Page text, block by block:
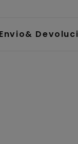
Envio&